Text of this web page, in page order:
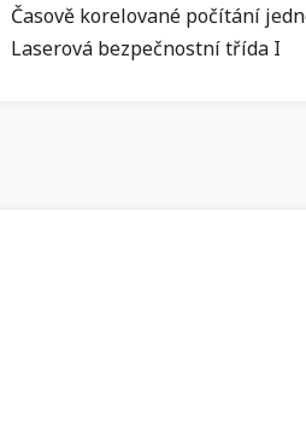
Časově korelované počítání
Laserová bezpečnostní třída I